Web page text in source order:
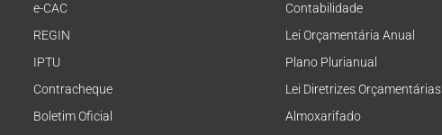
e-CAC
REGIN
IPTU
Contracheque
Boletim Oficial
Contabilidade
Lei Orçamentária Anual
Plano Plurianual
Lei Diretrizes Orçamentárias
Almoxarifado